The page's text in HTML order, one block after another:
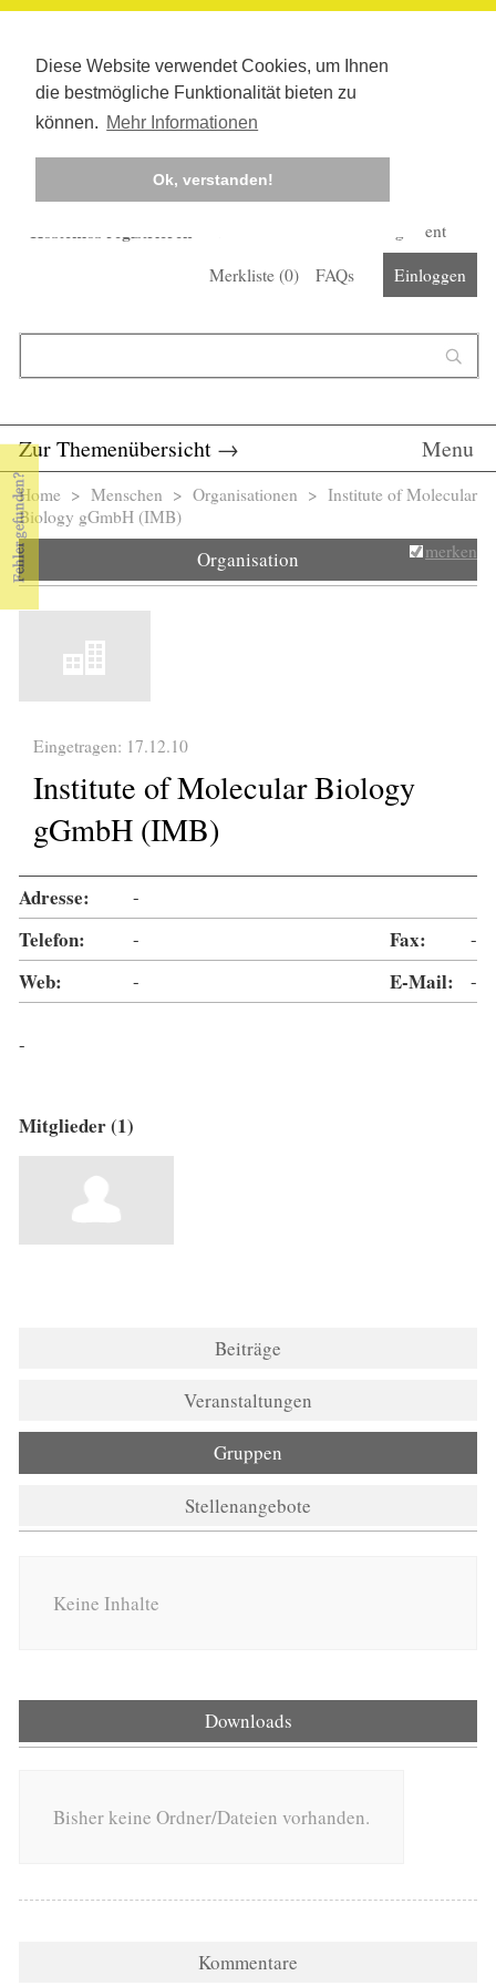
Diese Website verwendet Cookies, um Ihnen
die bestmögliche Funktionalität bieten zu
können. Mehr Informationen
Ok, verstanden!
Kostenlos registrieren
Corona-Management
Merkliste (0) FAQs Einloggen
Zur Themenübersicht → Menu
Sie sind hier
Home > Menschen > Organisationen > Institute of Molecular
Biology gGmbH (IMB)
Organisation merken
Eingetragen: 17.12.10
Institute of Molecular Biology
gGmbH (IMB)
Adresse: -
Telefon: - Fax: -
Web: - E-Mail: -
-
Mitglieder (1)
Beiträge
Veranstaltungen
Gruppen
Stellenangebote
Keine Inhalte
Downloads
Bisher keine Ordner/Dateien vorhanden.
Kommentare